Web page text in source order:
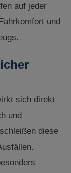
auf jeder
und
sich direkt
und
diese